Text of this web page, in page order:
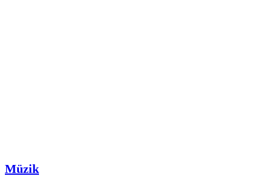
Müzik